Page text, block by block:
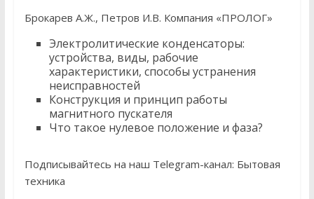
Брокарев А.Ж., Петров И.В. Компания «ПРОЛОГ»
Электролитические конденсаторы:
устройства, виды, рабочие
характеристики, способы устранения
неисправностей
Конструкция и принцип работы
магнитного пускателя
Что такое нулевое положение и фаза?
Подписывайтесь на наш Telegram-канал: Бытовая
техника